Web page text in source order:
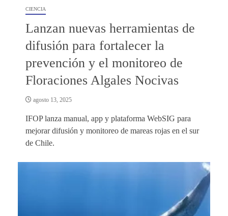
CIENCIA
Lanzan nuevas herramientas de
difusión para fortalecer la
prevención y el monitoreo de
Floraciones Algales Nocivas
agosto 13, 2025
IFOP lanza manual, app y plataforma WebSIG para
mejorar difusión y monitoreo de mareas rojas en el sur
de Chile.